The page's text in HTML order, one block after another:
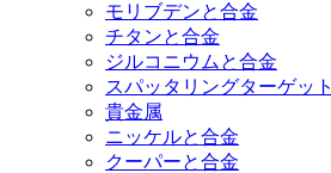
モリブデンと合金
チタンと合金
ジルコニウムと合金
スパッタリングターゲット
貴金属
ニッケルと合金
クーパーと合金